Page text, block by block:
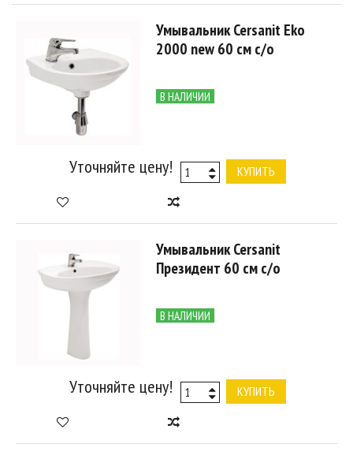
Умывальник Cersanit Eko
2000 new 60 см с/о
В НАЛИЧИИ
Уточняйте цену! КУПИТЬ
Умывальник Cersanit
Президент 60 см с/о
В НАЛИЧИИ
Уточняйте цену! КУПИТЬ